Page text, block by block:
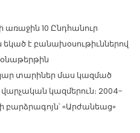
առաջին 10 Ընդհանուր
է բանախօսութիւններով
տարիներ մաս կազմած
կազմերուն։ 2004-
«Արժանեաց»